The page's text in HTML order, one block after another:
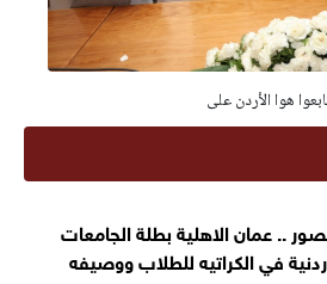
هوا الأردن على
.. عمان الاهلية بطلة الجامعات
في الكراتيه للطلاب ووصيفه